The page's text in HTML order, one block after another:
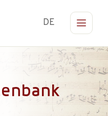
DE